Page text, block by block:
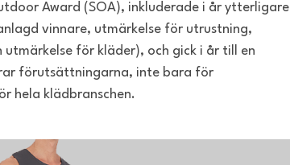
Award (SOA), inkluderade i år ytterligare
vinnare, utmärkelse för utrustning,
utmärkelse för kläder), och gick i år till en
förutsättningarna, inte bara för
hela klädbranschen.